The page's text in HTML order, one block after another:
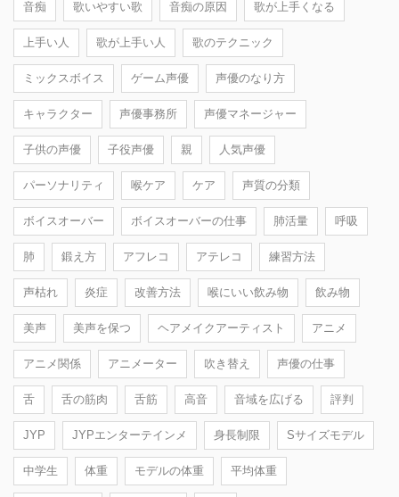
音痴 歌いやすい歌 音痴の原因 歌が上手くなる
上手い人 歌が上手い人 歌のテクニック
ミックスボイス ゲーム声優 声優のなり方
キャラクター 声優事務所 声優マネージャー
子供の声優 子役声優 親 人気声優
パーソナリティ 喉ケア ケア 声質の分類
ボイスオーバー ボイスオーバーの仕事 肺活量 呼吸
肺 鍛え方 アフレコ アテレコ 練習方法
声枯れ 炎症 改善方法 喉にいい飲み物 飲み物
美声 美声を保つ ヘアメイクアーティスト アニメ
アニメ関係 アニメーター 吹き替え 声優の仕事
舌 舌の筋肉 舌筋 高音 音域を広げる 評判
JYP JYPエンターテインメ 身長制限 Sサイズモデル
中学生 体重 モデルの体重 平均体重